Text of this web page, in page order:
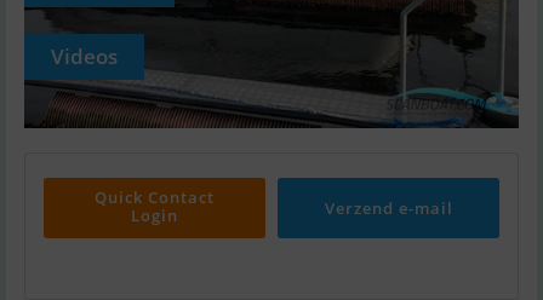
Videos
Quick Contact
Login
Verzend e-mail